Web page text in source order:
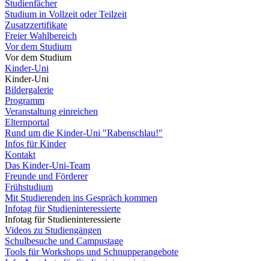
Studienfächer
Studium in Vollzeit oder Teilzeit
Zusatzzertifikate
Freier Wahlbereich
Vor dem Studium
Vor dem Studium
Kinder-Uni
Kinder-Uni
Bildergalerie
Programm
Veranstaltung einreichen
Elternportal
Rund um die Kinder-Uni "Rabenschlau!"
Infos für Kinder
Kontakt
Das Kinder-Uni-Team
Freunde und Förderer
Frühstudium
Mit Studierenden ins Gespräch kommen
Infotag für Studieninteressierte
Infotag für Studieninteressierte
Videos zu Studiengängen
Schulbesuche und Campustage
Tools für Workshops und Schnupperangebote